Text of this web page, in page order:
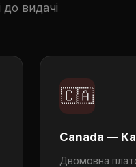
до видачі
🇨🇦
Canada —
Двомовна